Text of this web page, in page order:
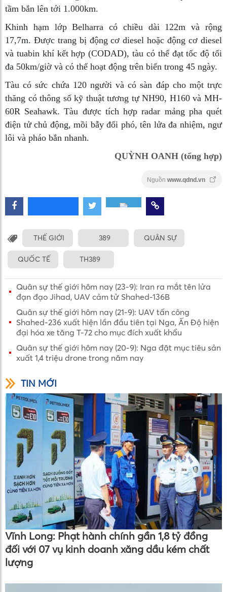
tầm bắn lên tới 1.000km.
Khinh hạm lớp Belharra có chiều dài 122m và rộng
17,7m. Được trang bị động cơ diesel hoặc động cơ diesel
và tuabin khí kết hợp (CODAD), tàu có thể đạt tốc độ tối
đa 50km/giờ và có thể hoạt động trên biển trong 45 ngày.
Tàu có sức chứa 120 người và có sàn đáp cho một trực
thăng có thông số kỹ thuật tương tự NH90, H160 và MH-
60R Seahawk. Tàu được tích hợp radar mảng pha quét
điện tử chủ động, mồi bẫy đối phó, tên lửa đa nhiệm, ngư
lôi và pháo bắn nhanh.
QUỲNH OANH (tổng hợp)
Nguồn www.qdnd.vn
THẾ GIỚI 389 QUÂN SỰ
QUỐC TẾ TH389
Quân sự thế giới hôm nay (23-9): Iran ra mắt tên lửa
đạn đạo Jihad, UAV cảm tử Shahed-136B
Quân sự thế giới hôm nay (21-9): UAV tấn công
Shahed-236 xuất hiện lần đầu tiên tại Nga, Ấn Độ hiện
đại hóa xe tăng T-72 cho mục đích xuất khẩu
Quân sự thế giới hôm nay (20-9): Nga đặt mục tiêu sản
xuất 1,4 triệu drone trong năm nay
TIN MỚI
Vĩnh Long: Phạt hành chính gần 1,8 tỷ đồng
đối với 07 vụ kinh doanh xăng dầu kém chất
lượng